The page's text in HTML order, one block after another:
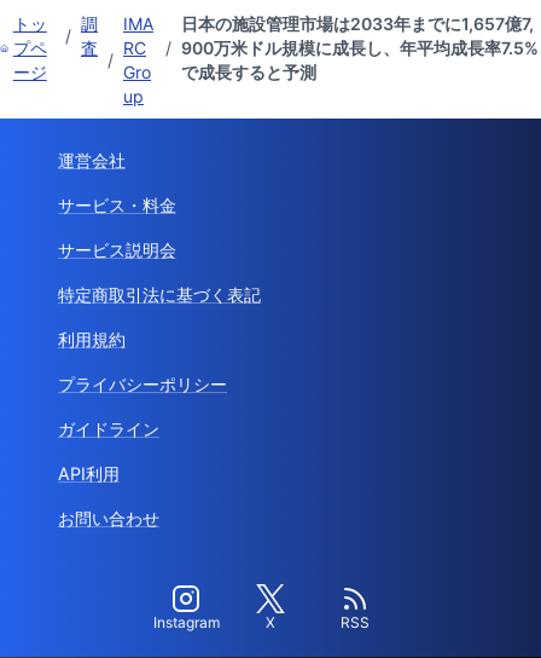
トッ
プペ
ージ
/
調
査
/
IMA
RC
Gro
up
/
日本の施設管理市場は2033年までに1,657億7,
900万米ドル規模に成長し、年平均成長率7.5%
で成長すると予測
運営会社
サービス・料金
サービス説明会
特定商取引法に基づく表記
利用規約
プライバシーポリシー
ガイドライン
API利用
お問い合わせ
Instagram X RSS